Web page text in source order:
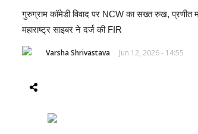
गुरुग्राम कॉमेडी विवाद पर NCW का सख्त रुख, प्रणीत
महाराष्ट्र साइबर ने दर्ज की FIR
Varsha Shrivastava Jun 12, 2026 - 14:55